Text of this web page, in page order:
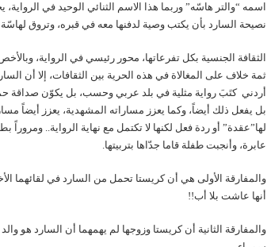
اسمه “والتر هاسّه” وربما هذا الاسم الثنائي الوحيد في
نصيحة السارد بأن يكتب وصية لدفنها معه في قبره، وتروق
الثقافة الجنسية بكل تفرعاتها، محور رئيسي في الرواية،
ثمة خلاف على المغالاة في هذه الحرية بين الثقافات، إلا أن
أردني كتَبَ رواية مثلية في بلد عربي وحسب، بل يكوّن صداقة
بل يفعل ذلك أيضاً، وكما يعزز مساراته المشهدية، يعزز أيضاً
لها”عقدة” أو ردة فعل لكنها لا تكتمل مع نهاية الرواية..
عابرة، وأنجبت طفلة قاما جدّاها بتربيتها.
والمفارقة الأولى هي أن كريستا تحمل من السارد في لقائهما
أنها عاشت بلا أب!!
والمفارقة الثانية أن كريستا وزوجها لم يهمهما أن السارد هو